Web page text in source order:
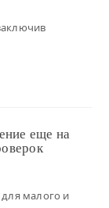
еще на
малого и